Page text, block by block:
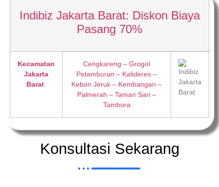
Indibiz Jakarta Barat: Diskon Biaya
Pasang 70%
Kecamatan
Jakarta
Barat
Cengkareng – Grogol
Petamburan – Kalideres –
Kebon Jeruk – Kembangan –
Palmerah – Taman Sari –
Tambora
Konsultasi Sekarang